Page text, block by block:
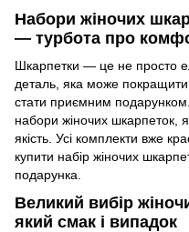
Набори жіночих
— турбота про
Шкарпетки — це не просто
деталь, яка може покращити
стати приємним
набори жіночих шкарпеток,
якість. Усі комплекти вже
купити набір жіночих
подарунка.
Великий вибір
який смак і випадок